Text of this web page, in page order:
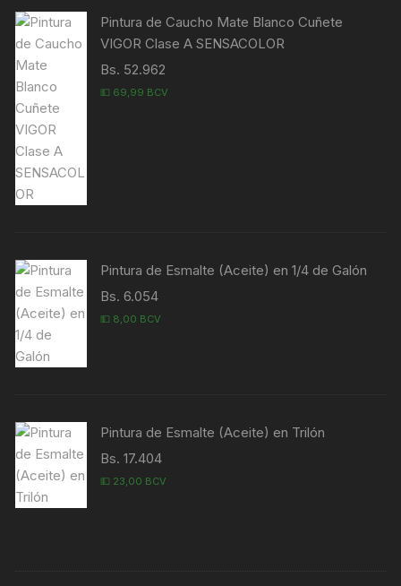
Pintura de Caucho Mate Blanco Cuñete
VIGOR Clase A SENSACOLOR
Bs. 52.962
💵 69,99 BCV
Pintura de Esmalte (Aceite) en 1/4 de Galón
Bs. 6.054
💵 8,00 BCV
Pintura de Esmalte (Aceite) en Trilón
Bs. 17.404
💵 23,00 BCV